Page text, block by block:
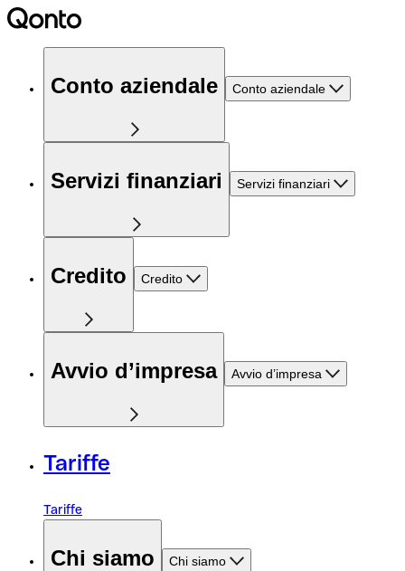
Conto aziendale Conto aziendale
Servizi finanziari Servizi finanziari
Credito Credito
Avvio d’impresa Avvio d’impresa
Tariffe
Tariffe
Chi siamo Chi siamo